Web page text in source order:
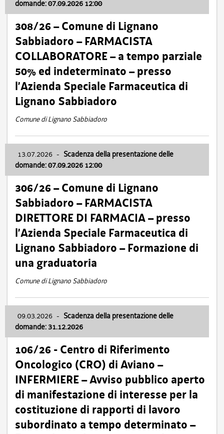
domande: 07.09.2026 12:00
308/26 – Comune di Lignano
Sabbiadoro – FARMACISTA
COLLABORATORE – a tempo parziale
50% ed indeterminato – presso
l’Azienda Speciale Farmaceutica di
Lignano Sabbiadoro
Comune di Lignano Sabbiadoro
13.07.2026 - Scadenza della presentazione delle
domande: 07.09.2026 12:00
306/26 – Comune di Lignano
Sabbiadoro – FARMACISTA
DIRETTORE DI FARMACIA – presso
l’Azienda Speciale Farmaceutica di
Lignano Sabbiadoro – Formazione di
una graduatoria
Comune di Lignano Sabbiadoro
09.03.2026 - Scadenza della presentazione delle
domande: 31.12.2026
106/26 - Centro di Riferimento
Oncologico (CRO) di Aviano –
INFERMIERE – Avviso pubblico aperto
di manifestazione di interesse per la
costituzione di rapporti di lavoro
subordinato a tempo determinato –